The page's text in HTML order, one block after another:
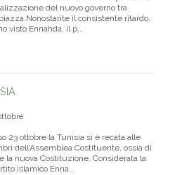
del nuovo governo tra
il consistente ritardo,
visto Ennahda, il p...
23 ottobre la Tunisia si è recata alle
dell’Assemblea Costituente, ossia di
la nuova Costituzione. Considerata la
islamico Enna...